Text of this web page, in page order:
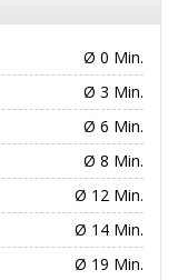
Ø 0 Min.
Ø 3 Min.
Ø 6 Min.
Ø 8 Min.
Ø 12 Min.
Ø 14 Min.
Ø 19 Min.